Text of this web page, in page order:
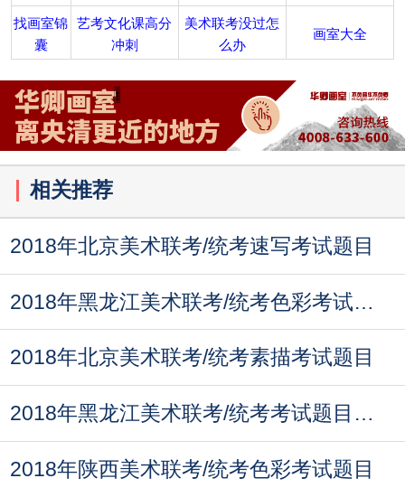
找画室锦
囊
艺考文化课高分
冲刺
美术联考没过怎
么办
画室大全
相关推荐
2018年北京美术联考/统考速写考试题目
2018年黑龙江美术联考/统考色彩考试题目
2018年北京美术联考/统考素描考试题目
2018年黑龙江美术联考/统考考试题目（汇总）
2018年陕西美术联考/统考色彩考试题目